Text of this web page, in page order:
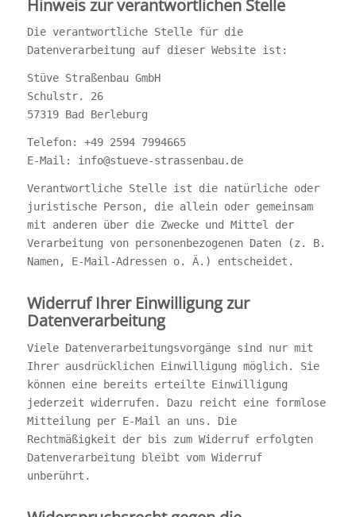
Hinweis zur verantwortlichen Stelle
Die verantwortliche Stelle für die
Datenverarbeitung auf dieser Website ist:
Stüve Straßenbau GmbH
Schulstr. 26
57319 Bad Berleburg
Telefon: +49 2594 7994665
E-Mail: info@stueve-strassenbau.de
Verantwortliche Stelle ist die natürliche oder
juristische Person, die allein oder gemeinsam
mit anderen über die Zwecke und Mittel der
Verarbeitung von personenbezogenen Daten (z. B.
Namen, E-Mail-Adressen o. Ä.) entscheidet.
Widerruf Ihrer Einwilligung zur
Datenverarbeitung
Viele Datenverarbeitungsvorgänge sind nur mit
Ihrer ausdrücklichen Einwilligung möglich. Sie
können eine bereits erteilte Einwilligung
jederzeit widerrufen. Dazu reicht eine formlose
Mitteilung per E-Mail an uns. Die
Rechtmäßigkeit der bis zum Widerruf erfolgten
Datenverarbeitung bleibt vom Widerruf
unberührt.